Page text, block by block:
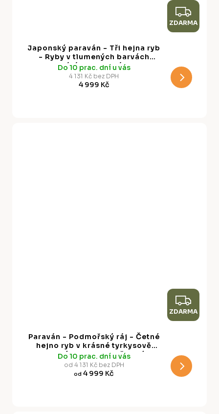
Z
D
M
ZDARMA
Japonský paraván - Tři hejna ryb
- Ryby v tlumených barvách
Plavání ve skupinách v
oceánských hlubinách
Do 10 prac. dní u vás
4 131 Kč bez DPH
4 999 Kč
Z
D
M
ZDARMA
Paraván - Podmořský ráj - Četné
hejno ryb v krásné tyrkysově
modré hloubce osvětlené
slunečním světlem
Do 10 prac. dní u vás
od 4 131 Kč bez DPH
od 4 999 Kč